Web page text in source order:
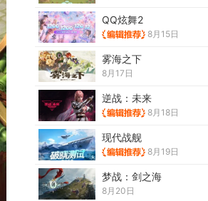
QQ炫舞2
8月15日
雾海之下
8月17日
逆战：未来
8月18日
现代战舰
8月19日
梦战：剑之海
8月20日